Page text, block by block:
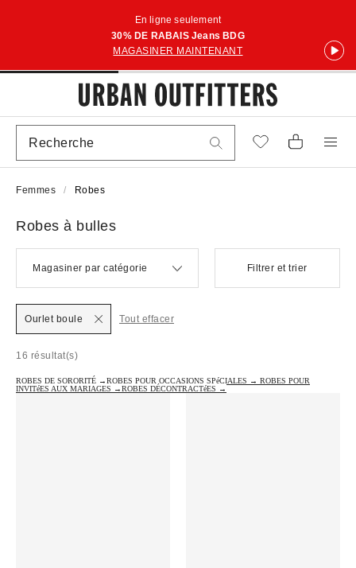
En ligne seulement
30% DE RABAIS Jeans BDG
MAGASINER MAINTENANT
Femmes Robes
Robes à bulles
Magasiner par catégorie Filtrer et trier
16 résultat(s)
Ourlet boule Tout effacer
ROBES DE SORORITÉ →ROBES POUR OCCASIONS SPéCIALES → ROBES POUR
INVITéES AUX MARIAGES →ROBES DÉCONTRACTéES →